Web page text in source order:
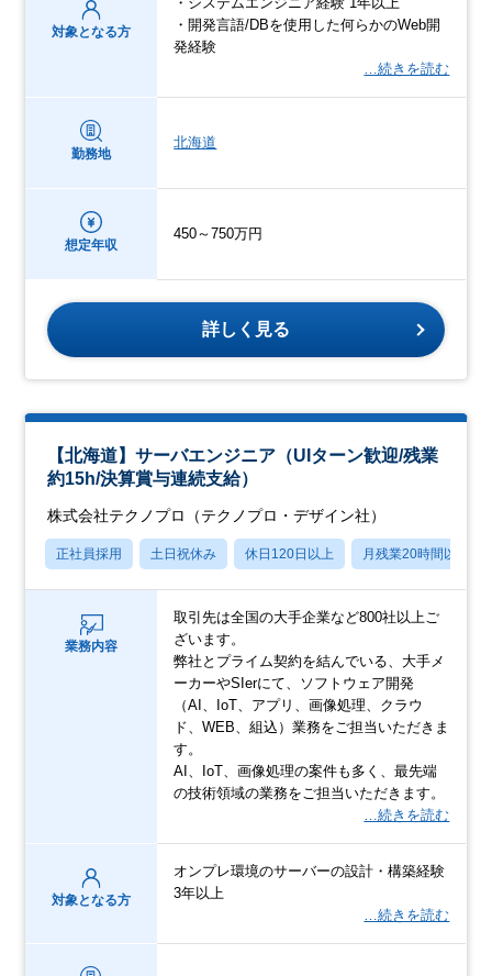
対象となる方
・開発言語/DBを使用した何らかのWeb開
発経験
…続きを読む
勤務地
北海道
想定年収
450～750万円
詳しく見る
【北海道】サーバエンジニア（UIターン歓迎/残業
約15h/決算賞与連続支給）
株式会社テクノプロ（テクノプロ・デザイン社）
正社員採用 土日祝休み 休日120日以上 月残業20時間以内
業務内容
取引先は全国の大手企業など800社以上ご
ざいます。
弊社とプライム契約を結んでいる、大手メ
ーカーやSIerにて、ソフトウェア開発
（AI、IoT、アプリ、画像処理、クラウ
ド、WEB、組込）業務をご担当いただきま
す。
AI、IoT、画像処理の案件も多く、最先端
の技術領域の業務をご担当いただきます。
…続きを読む
対象となる方
オンプレ環境のサーバーの設計・構築経験
3年以上
…続きを読む